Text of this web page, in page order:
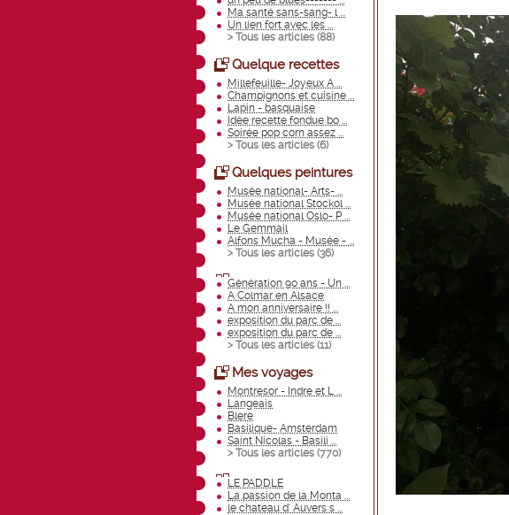
Ma santé sans-sang- l ...
Un lien fort avec les ...
> Tous les articles (88)
Quelque recettes
Millefeuille- Joyeux A ...
Champignons et cuisine ...
Lapin - basquaise
Idée recette fondue bo ...
Soirée pop corn assez ...
> Tous les articles (6)
Quelques peintures
Musée national- Arts- ...
Musée national Stockol ...
Musée national Oslo- P ...
Le Gemmail
Alfons Mucha - Musée - ...
> Tous les articles (36)
Génération 90 ans - Un ...
A Colmar en Alsace
A mon anniversaire !! ...
exposition du parc de ...
exposition du parc de ...
> Tous les articles (11)
Mes voyages
Montresor - Indre et L ...
Langeais
Blere
Basilique- Amsterdam
Saint Nicolas - Basili ...
> Tous les articles (770)
LE PADDLE
La passion de la Monta ...
le chateau d' Auvers s ...